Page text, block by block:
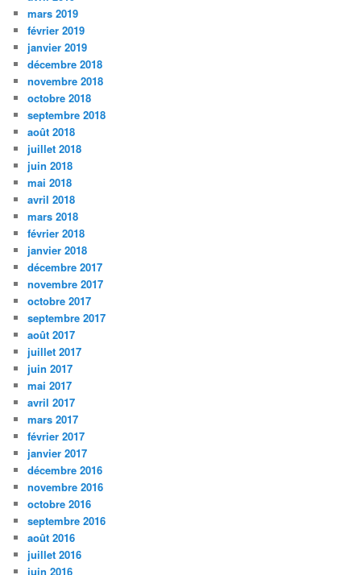
mars 2019
février 2019
janvier 2019
décembre 2018
novembre 2018
octobre 2018
septembre 2018
août 2018
juillet 2018
juin 2018
mai 2018
avril 2018
mars 2018
février 2018
janvier 2018
décembre 2017
novembre 2017
octobre 2017
septembre 2017
août 2017
juillet 2017
juin 2017
mai 2017
avril 2017
mars 2017
février 2017
janvier 2017
décembre 2016
novembre 2016
octobre 2016
septembre 2016
août 2016
juillet 2016
juin 2016